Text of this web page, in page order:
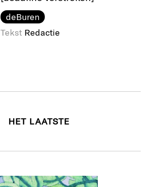
deBuren
Tekst Redactie
HET LAATSTE